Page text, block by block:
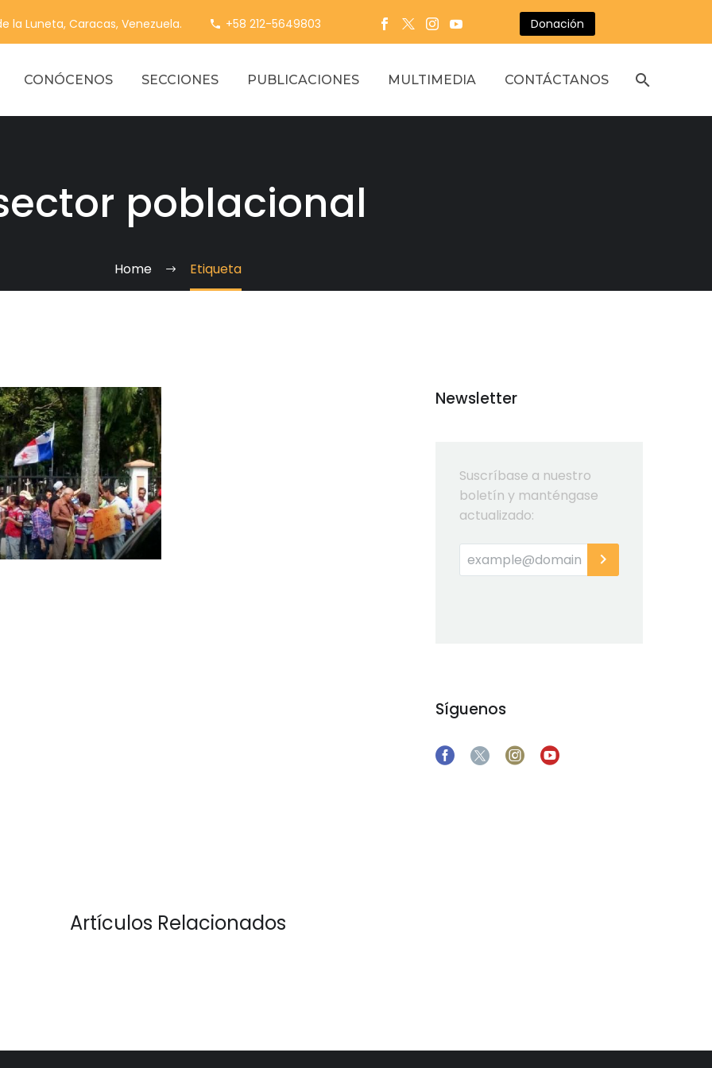
la Luneta, Caracas, Venezuela. +58 212-5649803 Donación
CONÓCENOS SECCIONES PUBLICACIONES MULTIMEDIA CONTÁCTANOS
poblacional
Home Etiqueta
Newsletter
Suscríbase a nuestro
boletín y manténgase
actualizado:
Síguenos
Artículos Relacionados